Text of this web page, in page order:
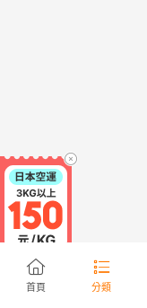
首頁 分類